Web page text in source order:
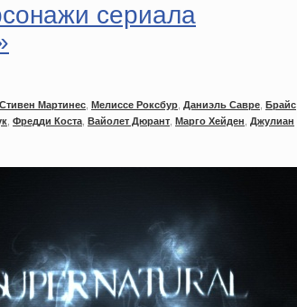
сериала
Стивен Мартинес Мелиссе Роксбур Даниэль Савре Брайс
Фредди Коста Вайолет Дюрант Марго Хейден Джулиан